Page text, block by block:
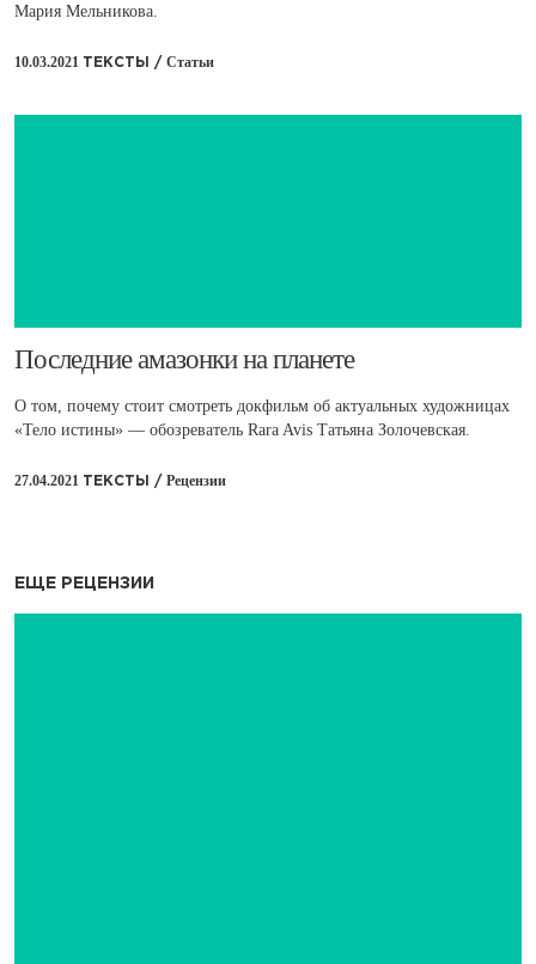
Мария Мельникова.
10.03.2021 ТЕКСТЫ / Статьи
Последние амазонки на планете
О том, почему стоит смотреть докфильм об актуальных художницах
«Тело истины» — обозреватель Rara Avis Татьяна Золочевская.
27.04.2021 ТЕКСТЫ / Рецензии
ЕЩЕ РЕЦЕНЗИИ